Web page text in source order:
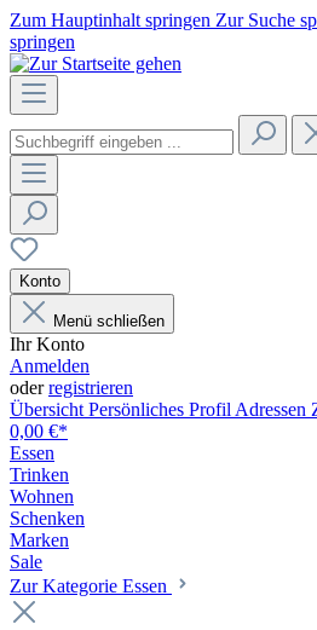
Zum Hauptinhalt springen Zur Suche
springen
Konto
Menü schließen
Ihr Konto
Anmelden
oderregistrieren
Übersicht Persönliches Profil Adressen
0,00 €*
Essen
Trinken
Wohnen
Schenken
Marken
Sale
Zur Kategorie Essen